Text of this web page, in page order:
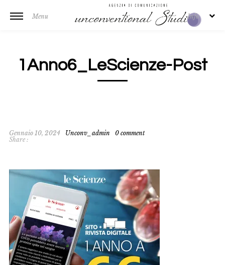
Menu Info
1Anno6_LeScienze-Post
Gennaio 10, 2024 Unconv_admin
0 comment
Share :